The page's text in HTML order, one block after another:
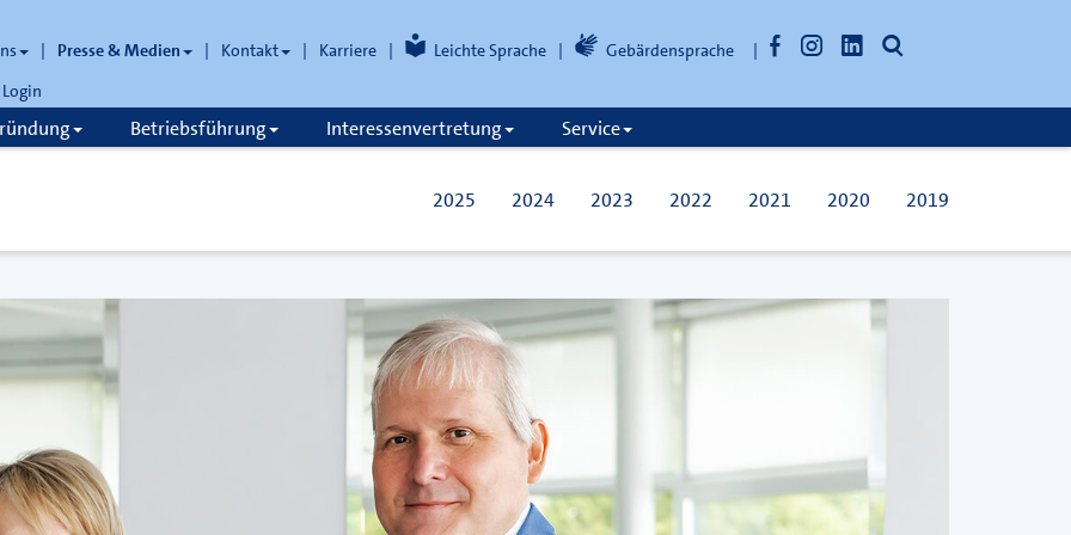
Presse & Medien Kontakt Karriere Leichte Sprache Gebärdensprache FacebookInstagramLinkedInSuche
Login
Betriebsführung Interessenvertretung Service
2025 2024 2023 2022 2021 2020 2019